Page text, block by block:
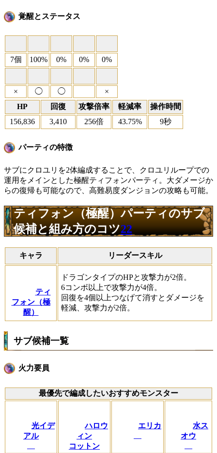
覚醒とステータス
7個 100% 0% 0% 0%
× ◯ ◯
×
HP
回復 攻撃倍率 軽減率
操作時間
156,836
3,410 256倍 43.75% 9秒
パーティの特徴
サブにクロユリを2体編成することで、クロユリループでの
運用をメインとした極醒ティフォンパーティ。大ダメージか
らの復帰も可能なので、高難易度ダンジョンの攻略も可能。
ティフォン（極醒）パーティのサブ
候補と組み方のコツ22
キャラ リーダースキル
ティ
フォン（極
醒）
ドラゴンタイプのHPと攻撃力が2倍。
6コンボ以上で攻撃力が4倍。
回復を4個以上つなげて消すとダメージを
軽減、攻撃力が2倍。
サブ候補一覧
火力要員
最優先で編成したいおすすめモンスター
光イデ
アル
ハロウ
ィン
コットン
エリカ
水ス
オウ